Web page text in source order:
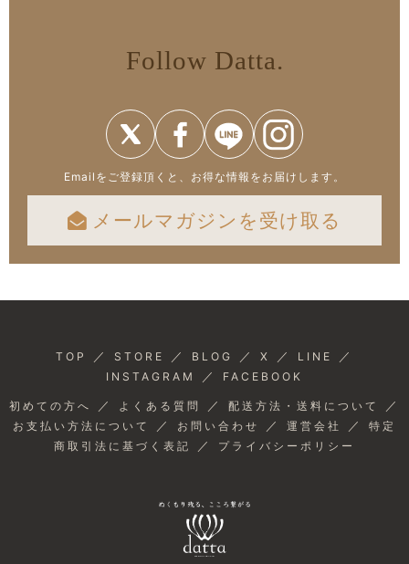
Follow Datta.
Emailをご登録頂くと、お得な情報をお届けします。
メールマガジンを受け取る
TOP ／ STORE ／ BLOG ／ X ／ LINE ／
INSTAGRAM ／ FACEBOOK
初めての方へ ／ よくある質問 ／ 配送方法・送料について ／
お支払い方法について ／ お問い合わせ ／ 運営会社 ／ 特定
商取引法に基づく表記
／ プライバシーポリシー